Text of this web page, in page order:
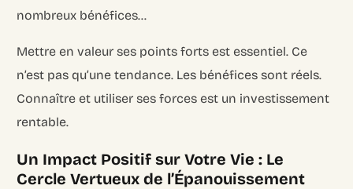
nombreux bénéfices…
Mettre en valeur ses points forts est essentiel. Ce
n’est pas qu’une tendance. Les bénéfices sont réels.
Connaître et utiliser ses forces est un investissement
rentable.
Un Impact Positif sur Votre Vie : Le
Cercle Vertueux de l’Épanouissement